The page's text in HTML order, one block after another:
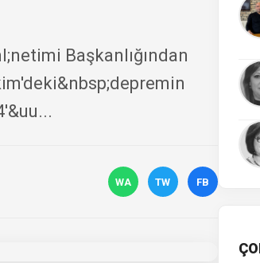
Başkanlığından
WA TW FB